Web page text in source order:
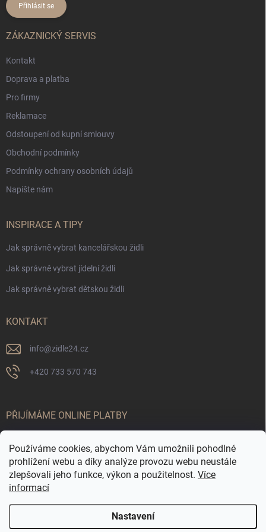
Používáme cookies, abychom Vám umožnili pohodlné
prohlížení webu a díky analýze provozu webu neustále
zlepšovali jeho funkce, výkon a použitelnost. Více
informací
Nastavení
Přihlásit se
ZÁKAZNICKÝ SERVIS
Kontakt
Doprava a platba
Pro firmy
Reklamace
Odstoupení od kupní smlouvy
Obchodní podmínky
Podmínky ochrany osobních údajů
Napište nám
INSPIRACE A TIPY
Jak správně vybrat kancelářskou židli
Jak správně vybrat jídelní židli
Jak správně vybrat dětskou židli
KONTAKT
info@zidle24.cz
+420 733 570 743
PŘIJÍMÁME ONLINE PLATBY